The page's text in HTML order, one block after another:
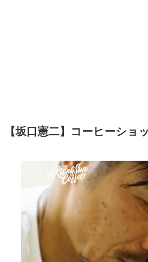
【坂口憲二】コーヒーショ